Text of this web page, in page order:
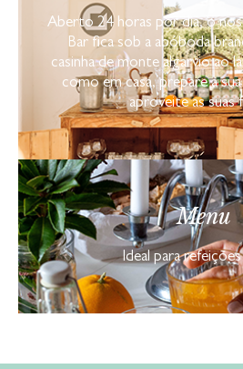
Aberto 24 horas por dia, o
Bar fica sob a abóboda
casinha de monte algarvio ao
como em casa, prepare a
aproveite as suas
Menu
Ideal para